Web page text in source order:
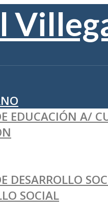
EDUCACIÓN A/
DESARROLLO
SOCIAL